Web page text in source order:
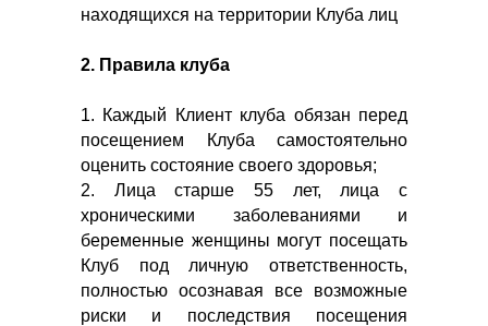
находящихся на территории Клуба лиц
2. Правила клуба
1. Каждый Клиент клуба обязан перед
посещением Клуба самостоятельно
оценить состояние своего здоровья;
2. Лица старше 55 лет, лица с
хроническими заболеваниями и
беременные женщины могут посещать
Клуб под личную ответственность,
полностью осознавая все возможные
риски и последствия посещения